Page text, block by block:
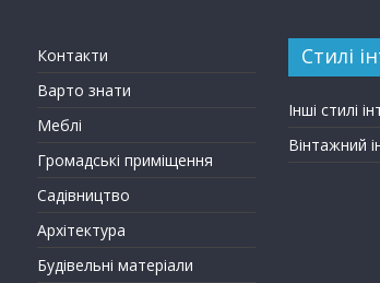
Контакти
Варто знати
Меблі
Громадські приміщення
Садівництво
Архітектура
Будівельні матеріали
Стилі
Інші стилі
Вінтажний